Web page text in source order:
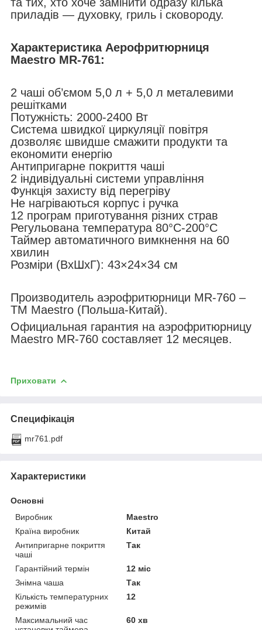
приладів — духовку, гриль і сковороду.
Характеристика Аерофритюрниця
Maestro MR-761:
2 чаші об’ємом 5,0 л + 5,0 л металевими
решітками
Потужність: 2000-2400 Вт
Система швидкої циркуляції повітря
дозволяє швидше смажити продукти та
економити енергію
Антипригарне покриття чаші
2 індивідуальні системи управління
Функція захисту від перегріву
Не нагріваються корпус і ручка
12 програм приготування різних страв
Регульована температура 80°C-200°C
Таймер автоматичного вимкнення на 60
хвилин
Розміри (ВхШхГ): 43×24×34 см
Производитель аэрофритюрници MR-760 –
ТМ Maestro (Польша-Китай).
Официальная гарантия на аэрофритюрницу
Maestro MR-760 составляет 12 месяцев.
Приховати
Специфікація
mr761.pdf
Характеристики
Основні
Виробник
Maestro
Країна виробник
Китай
Антипригарне покриття
чаші
Так
Гарантійний термін
12 міс
Знімна чаша
Так
Кількість температурних
режимів
12
Максимальний час
60 хв